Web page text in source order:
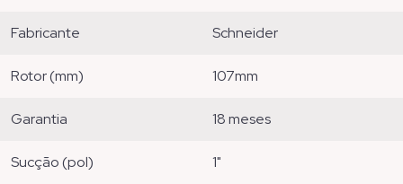
fabricante schneider
rotor (mm) 107mm
garantia 18 meses
sucção (pol) 1"